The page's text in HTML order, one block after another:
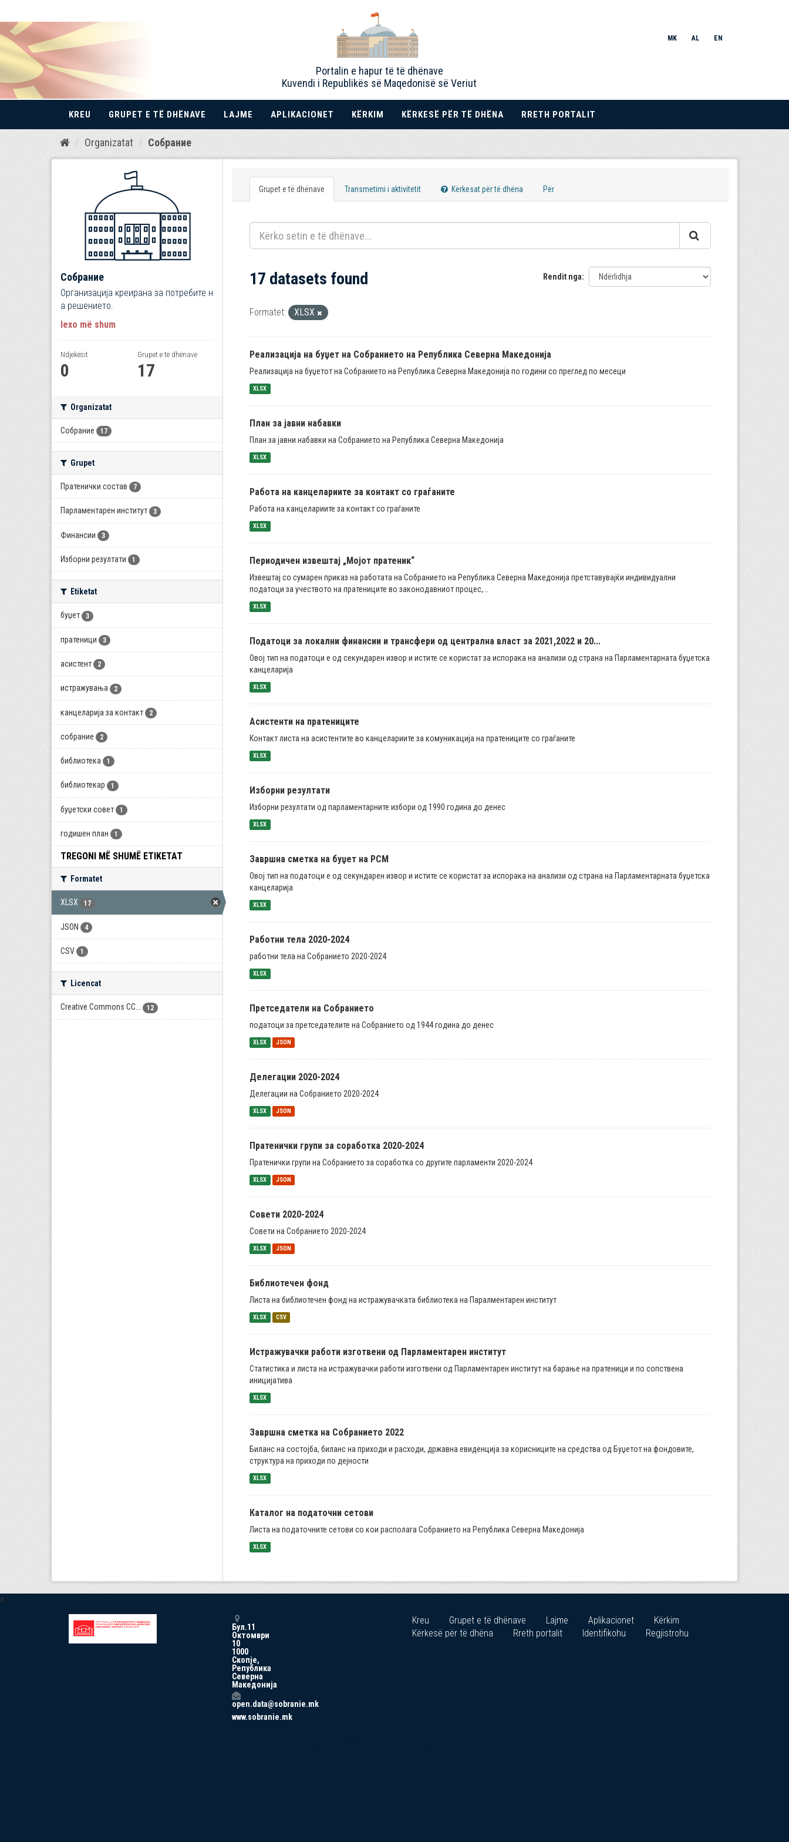
Kalo
Portalin e hapur të të dhënave
Kuvendi i Republikës së Maqedonisë së Veriut
MK AL EN
KREU GRUPET E TË DHËNAVE LAJME APLIKACIONET KËRKIM KËRKESË PËR TË DHËNA RRETH PORTALIT
Organizatat Собрание
Собрание
Организација креирана за потребите н
а решението.
lexo më shum
Ndjekësit
0
Grupet e të dhënave
17
Organizatat
Собрание 17
Grupet
Пратенички состав 7
Парламентарен институт 3
Финансии 3
Изборни резултати 1
Etiketat
буџет 3
пратеници 3
асистент 2
истражувања 2
канцеларија за контакт 2
собрание 2
библиотека 1
библиотекар 1
буџетски совет 1
годишен план 1
TREGONI MË SHUMË ETIKETAT
Formatet
XLSX 17
JSON 4
CSV 1
Licencat
Creative Commons CC... 12
Grupet e të dhënave Transmetimi i aktivitetit Kërkesat për të dhëna Për
Rendit nga
17 datasets found
Formatet: XLSX
Реализација на буџет на Собранието на Република Северна Македонија
Реализација на буџетот на Собранието на Република Северна Македонија по години со преглед по месеци
XLSX
План за јавни набавки
План за јавни набавки на Собранието на Република Северна Македонија
XLSX
Работа на канцелариите за контакт со граѓаните
Работа на канцелариите за контакт со граѓаните
XLSX
Периодичен извештај „Мојот пратеник“
Извештај со сумарен приказ на работата на Собранието на Република Северна Македонија претставувајќи индивидуални
податоци за учеството на пратениците во законодавниот процес,...
XLSX
Податоци за локални финансии и трансфери од централна власт за 2021,2022 и 20...
Овој тип на податоци е од секундарен извор и истите се користат за испорака на анализи од страна на Парламентарната буџетска
канцеларија
XLSX
Асистенти на пратениците
Контакт листа на асистентите во канцелариите за комуникација на пратениците со граѓаните
XLSX
Изборни резултати
Изборни резултати од парламентарните избори од 1990 година до денес
XLSX
Завршна сметка на буџет на РСМ
Овој тип на податоци е од секундарен извор и истите се користат за испорака на анализи од страна на Парламентарната буџетска
канцеларија
XLSX
Работни тела 2020-2024
работни тела на Собранието 2020-2024
XLSX
Претседатели на Собранието
податоци за претседателите на Собранието од 1944 година до денес
XLSX JSON
Делегации 2020-2024
Делегации на Собранието 2020-2024
XLSX JSON
Пратенички групи за соработка 2020-2024
Пратенички групи на Собранието за соработка со другите парламенти 2020-2024
XLSX JSON
Совети 2020-2024
Совети на Собранието 2020-2024
XLSX JSON
Библиотечен фонд
Листа на библиотечен фонд на истражувачката библиотека на Паралментарен институт
XLSX CSV
Истражувачки работи изготвени од Парламентарен институт
Статистика и листа на истражувачки работи изготвени од Парламентарен институт на барање на пратеници и по сопствена
иницијатива
XLSX
Завршна сметка на Собранието 2022
Биланс на состојба, биланс на приходи и расходи, државна евиденција за корисниците на средства од Буџетот на фондовите,
структура на приходи по дејности
XLSX
Каталог на податочни сетови
Листа на податочните сетови со кои располага Собранието на Република Северна Македонија
XLSX
a
Бул.11
Октомври
10
1000
Скопје,
Република
Северна
Македонија
open.data@sobranie.mk
www.sobranie.mk
Kreu Grupet e të dhënave Lajme Aplikacionet
Kërkim
Kërkesë për të dhëna
Rreth portalit Identifikohu Regjistrohu